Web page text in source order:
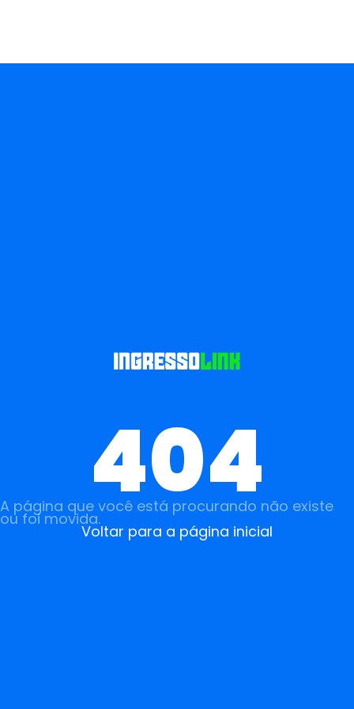
404
A página que você está procurando não existe
ou foi movida.
Voltar para a página inicial